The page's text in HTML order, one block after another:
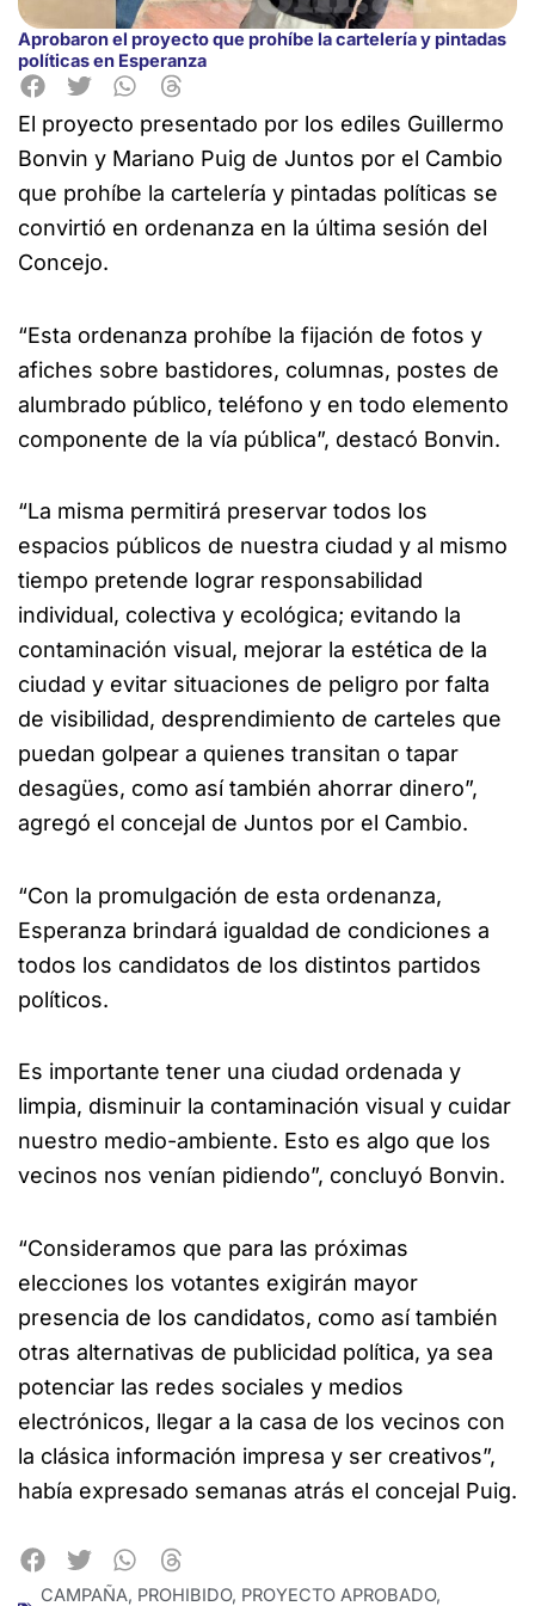
Aprobaron el proyecto que prohíbe la cartelería y pintadas
políticas en Esperanza
El proyecto presentado por los ediles Guillermo
Bonvin y Mariano Puig de Juntos por el Cambio
que prohíbe la cartelería y pintadas políticas se
convirtió en ordenanza en la última sesión del
Concejo.
“Esta ordenanza prohíbe la fijación de fotos y
afiches sobre bastidores, columnas, postes de
alumbrado público, teléfono y en todo elemento
componente de la vía pública”, destacó Bonvin.
“La misma permitirá preservar todos los
espacios públicos de nuestra ciudad y al mismo
tiempo pretende lograr responsabilidad
individual, colectiva y ecológica; evitando la
contaminación visual, mejorar la estética de la
ciudad y evitar situaciones de peligro por falta
de visibilidad, desprendimiento de carteles que
puedan golpear a quienes transitan o tapar
desagües, como así también ahorrar dinero”,
agregó el concejal de Juntos por el Cambio.
“Con la promulgación de esta ordenanza,
Esperanza brindará igualdad de condiciones a
todos los candidatos de los distintos partidos
políticos.
Es importante tener una ciudad ordenada y
limpia, disminuir la contaminación visual y cuidar
nuestro medio-ambiente. Esto es algo que los
vecinos nos venían pidiendo”, concluyó Bonvin.
“Consideramos que para las próximas
elecciones los votantes exigirán mayor
presencia de los candidatos, como así también
otras alternativas de publicidad política, ya sea
potenciar las redes sociales y medios
electrónicos, llegar a la casa de los vecinos con
la clásica información impresa y ser creativos”,
había expresado semanas atrás el concejal Puig.
CAMPAÑA, PROHIBIDO, PROYECTO APROBADO,